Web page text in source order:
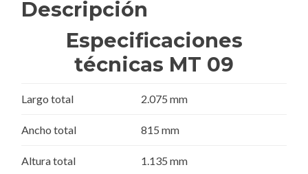
Descripción
Especificaciones
técnicas MT 09
Largo total 2.075 mm
Ancho total 815 mm
Altura total 1.135 mm